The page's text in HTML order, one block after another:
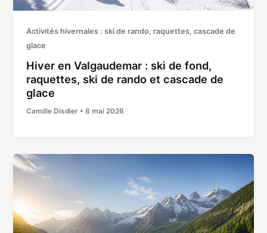
Activités hivernales : ski de rando, raquettes, cascade de
glace
Hiver en Valgaudemar : ski de fond,
raquettes, ski de rando et cascade de
glace
Camille Disdier •8 mai 2026